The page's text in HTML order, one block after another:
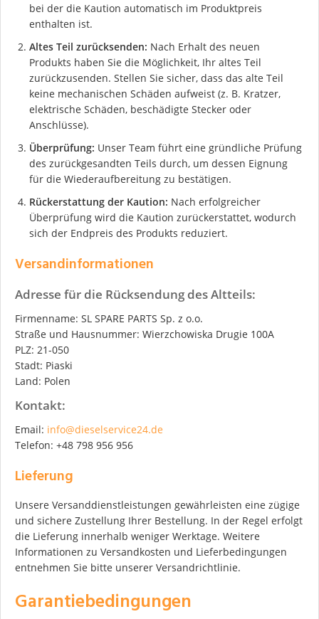
bei der die Kaution automatisch im Produktpreis
enthalten ist.
Altes Teil zurücksenden: Nach Erhalt des neuen
Produkts haben Sie die Möglichkeit, Ihr altes Teil
zurückzusenden. Stellen Sie sicher, dass das alte Teil
keine mechanischen Schäden aufweist (z. B. Kratzer,
elektrische Schäden, beschädigte Stecker oder
Anschlüsse).
Überprüfung: Unser Team führt eine gründliche Prüfung
des zurückgesandten Teils durch, um dessen Eignung
für die Wiederaufbereitung zu bestätigen.
Rückerstattung der Kaution: Nach erfolgreicher
Überprüfung wird die Kaution zurückerstattet, wodurch
sich der Endpreis des Produkts reduziert.
Versandinformationen
Adresse für die Rücksendung des Altteils:
Firmenname: SL SPARE PARTS Sp. z o.o.
Straße und Hausnummer: Wierzchowiska Drugie 100A
PLZ: 21-050
Stadt: Piaski
Land: Polen
Kontakt:
Email: info@dieselservice24.de
Telefon: +48 798 956 956
Lieferung
Unsere Versanddienstleistungen gewährleisten eine zügige
und sichere Zustellung Ihrer Bestellung. In der Regel erfolgt
die Lieferung innerhalb weniger Werktage. Weitere
Informationen zu Versandkosten und Lieferbedingungen
entnehmen Sie bitte unserer Versandrichtlinie.
Garantiebedingungen